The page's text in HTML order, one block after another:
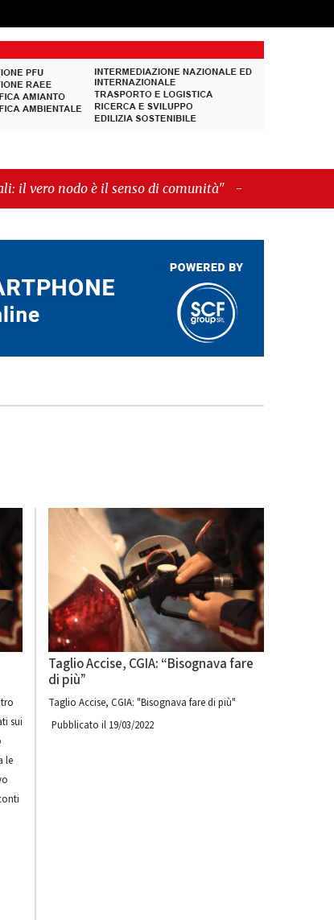
di comunità" -"Cava de’ Tirreni, La
sui
le
Taglio Accise, CGIA: “Bisognava fare
di più”
Taglio Accise, CGIA: "Bisognava fare di più"
Pubblicato il 19/03/2022